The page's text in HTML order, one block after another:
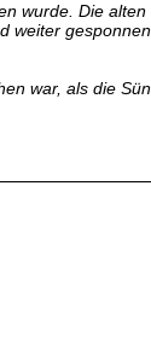
wurde. Die
weiter
war, als die